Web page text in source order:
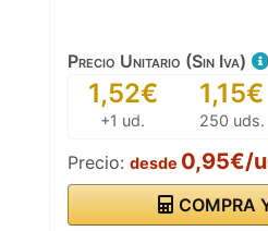
Precio Unitario (Sin Iva)
1,52€
+1 ud.
1,15€
250 uds.
Precio: desde 0,95€/
COMPRA